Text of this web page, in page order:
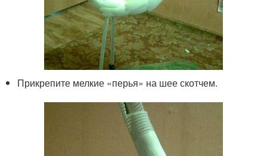
Прикрепите мелкие «перья» на шее скотчем.